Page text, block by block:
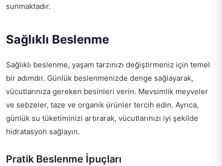
sunmaktadır.
Sağlıklı Beslenme
Sağlıklı beslenme, yaşam tarzınızı değiştirmeniz için temel
bir adımdır. Günlük beslenmenizde denge sağlayarak,
vücutlarınıza gereken besinleri verin. Mevsimlik meyveler
ve sebzeler, taze ve organik ürünler tercih edin. Ayrıca,
günlük su tüketiminizi artırarak, vücutlarınızı iyi şekilde
hidratasyon sağlayın.
Pratik Beslenme İpuçları